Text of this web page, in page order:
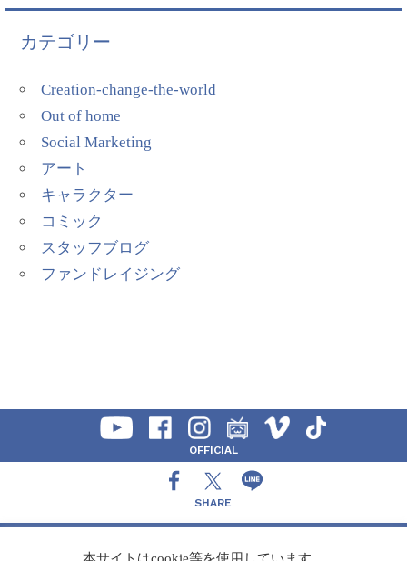
カテゴリー
Creation-change-the-world
Out of home
Social Marketing
アート
キャラクター
コミック
スタッフブログ
ファンドレイジング
OFFICIAL
SHARE
CONTACT